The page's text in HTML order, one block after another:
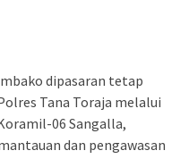
dipasaran tetap
Tana Toraja melalui
06 Sangalla,
dan pengawasan